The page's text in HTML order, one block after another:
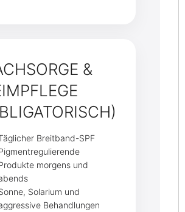
&
Breitband-SPF
morgens und
Solarium und
Behandlungen